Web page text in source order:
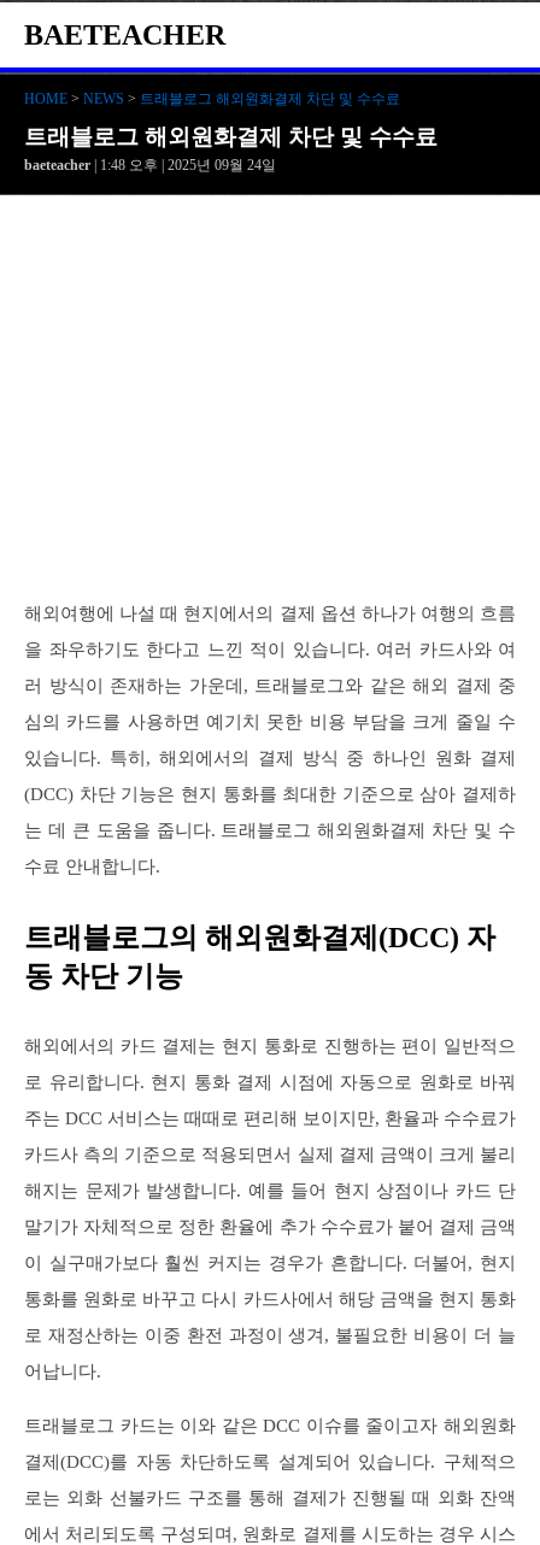
BAETEACHER
HOME > NEWS > 트래블로그 해외원화결제 차단 및 수수료
트래블로그 해외원화결제 차단 및 수수료
baeteacher | 1:48 오후 | 2025년 09월 24일
해외여행에 나설 때 현지에서의 결제 옵션 하나가 여행의 흐름
을 좌우하기도 한다고 느낀 적이 있습니다. 여러 카드사와 여
러 방식이 존재하는 가운데, 트래블로그와 같은 해외 결제 중
심의 카드를 사용하면 예기치 못한 비용 부담을 크게 줄일 수
있습니다. 특히, 해외에서의 결제 방식 중 하나인 원화 결제
(DCC) 차단 기능은 현지 통화를 최대한 기준으로 삼아 결제하
는 데 큰 도움을 줍니다. 트래블로그 해외원화결제 차단 및 수
수료 안내합니다.
트래블로그의 해외원화결제(DCC) 자
동 차단 기능
해외에서의 카드 결제는 현지 통화로 진행하는 편이 일반적으
로 유리합니다. 현지 통화 결제 시점에 자동으로 원화로 바꿔
주는 DCC 서비스는 때때로 편리해 보이지만, 환율과 수수료가
카드사 측의 기준으로 적용되면서 실제 결제 금액이 크게 불리
해지는 문제가 발생합니다. 예를 들어 현지 상점이나 카드 단
말기가 자체적으로 정한 환율에 추가 수수료가 붙어 결제 금액
이 실구매가보다 훨씬 커지는 경우가 흔합니다. 더불어, 현지
통화를 원화로 바꾸고 다시 카드사에서 해당 금액을 현지 통화
로 재정산하는 이중 환전 과정이 생겨, 불필요한 비용이 더 늘
어납니다.
트래블로그 카드는 이와 같은 DCC 이슈를 줄이고자 해외원화
결제(DCC)를 자동 차단하도록 설계되어 있습니다. 구체적으
로는 외화 선불카드 구조를 통해 결제가 진행될 때 외화 잔액
에서 처리되도록 구성되며, 원화로 결제를 시도하는 경우 시스